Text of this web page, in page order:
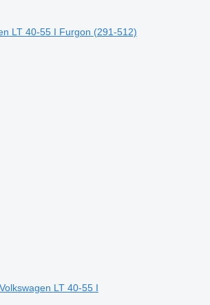
LT 40-55 I Furgon (291-512)
LT 40-55 I